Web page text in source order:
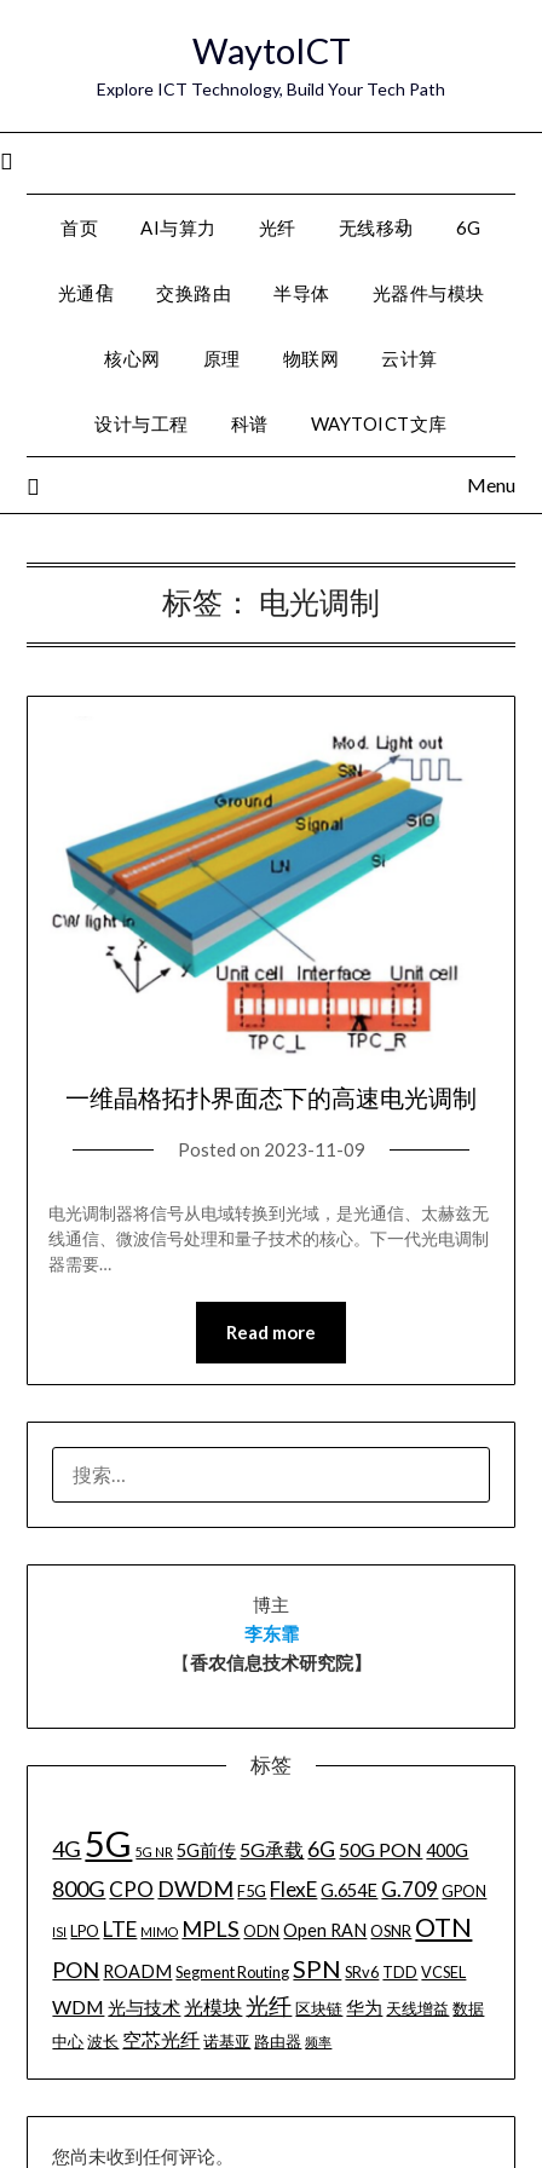
WaytoICT
Explore ICT Technology, Build Your Tech Path
首页 AI与算力 光纤 无线移动 6G
光通信 交换路由 半导体 光器件与模块
核心网 原理 物联网 云计算
设计与工程 科谱 WAYTOICT文库
Menu
标签： 电光调制
一维晶格拓扑界面态下的高速电光调制
Posted on 2023-11-09
电光调制器将信号从电域转换到光域，是光通信、太赫兹无
线通信、微波信号处理和量子技术的核心。下一代光电调制
器需要…
Read more
索：
博主
李东霏
【香农信息技术研究院】
标签
4G 5G 5G NR 5G前传 5G承载 6G 50G PON 400G
800G CPO DWDM F5G FlexE G.654E G.709 GPON
ISI LPO LTE MIMO MPLS ODN Open RAN OSNR OTN
PON ROADM Segment Routing SPN SRv6 TDD VCSEL
WDM 光与技术 光模块光纤 区块链 华为 天线增益 数据
中心 波长 空芯光纤 诺基亚 路由器 频率
您尚未收到任何评论。